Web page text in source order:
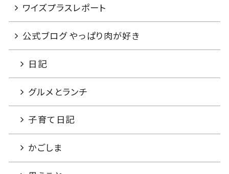
ワイズプラスレポート
公式ブログ やっぱり肉が好き
日記
グルメとランチ
子育て日記
かごしま